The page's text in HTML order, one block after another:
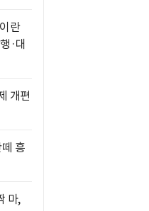
란
·대
개편
흥
마,